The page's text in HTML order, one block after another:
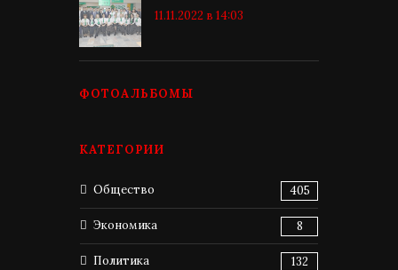
11.11.2022 в 14:03
ФОТОАЛЬБОМЫ
КАТЕГОРИИ
Общество 405
Экономика 8
Политика 132